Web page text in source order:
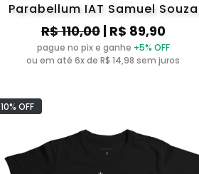
Parabellum IAT Samuel Souza
R$ 110,00| R$ 89,90
pague no pix e ganhe +5% OFF
ou em até 6x de R$ 14,98 sem juros
10% OFF